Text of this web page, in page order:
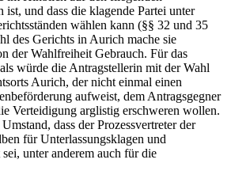
ist, und dass die klagende Partei unter
wählen kann (§§ 32 und 35
des Gerichts in Aurich mache sie
der Wahlfreiheit Gebrauch. Für das
würde die Antragstellerin mit der Wahl
Aurich, der nicht einmal einen
aufweist, dem Antragsgegner
Verteidigung arglistig erschweren wollen.
dass der Prozessvertreter der
für Unterlassungsklagen und
unter anderem auch für die